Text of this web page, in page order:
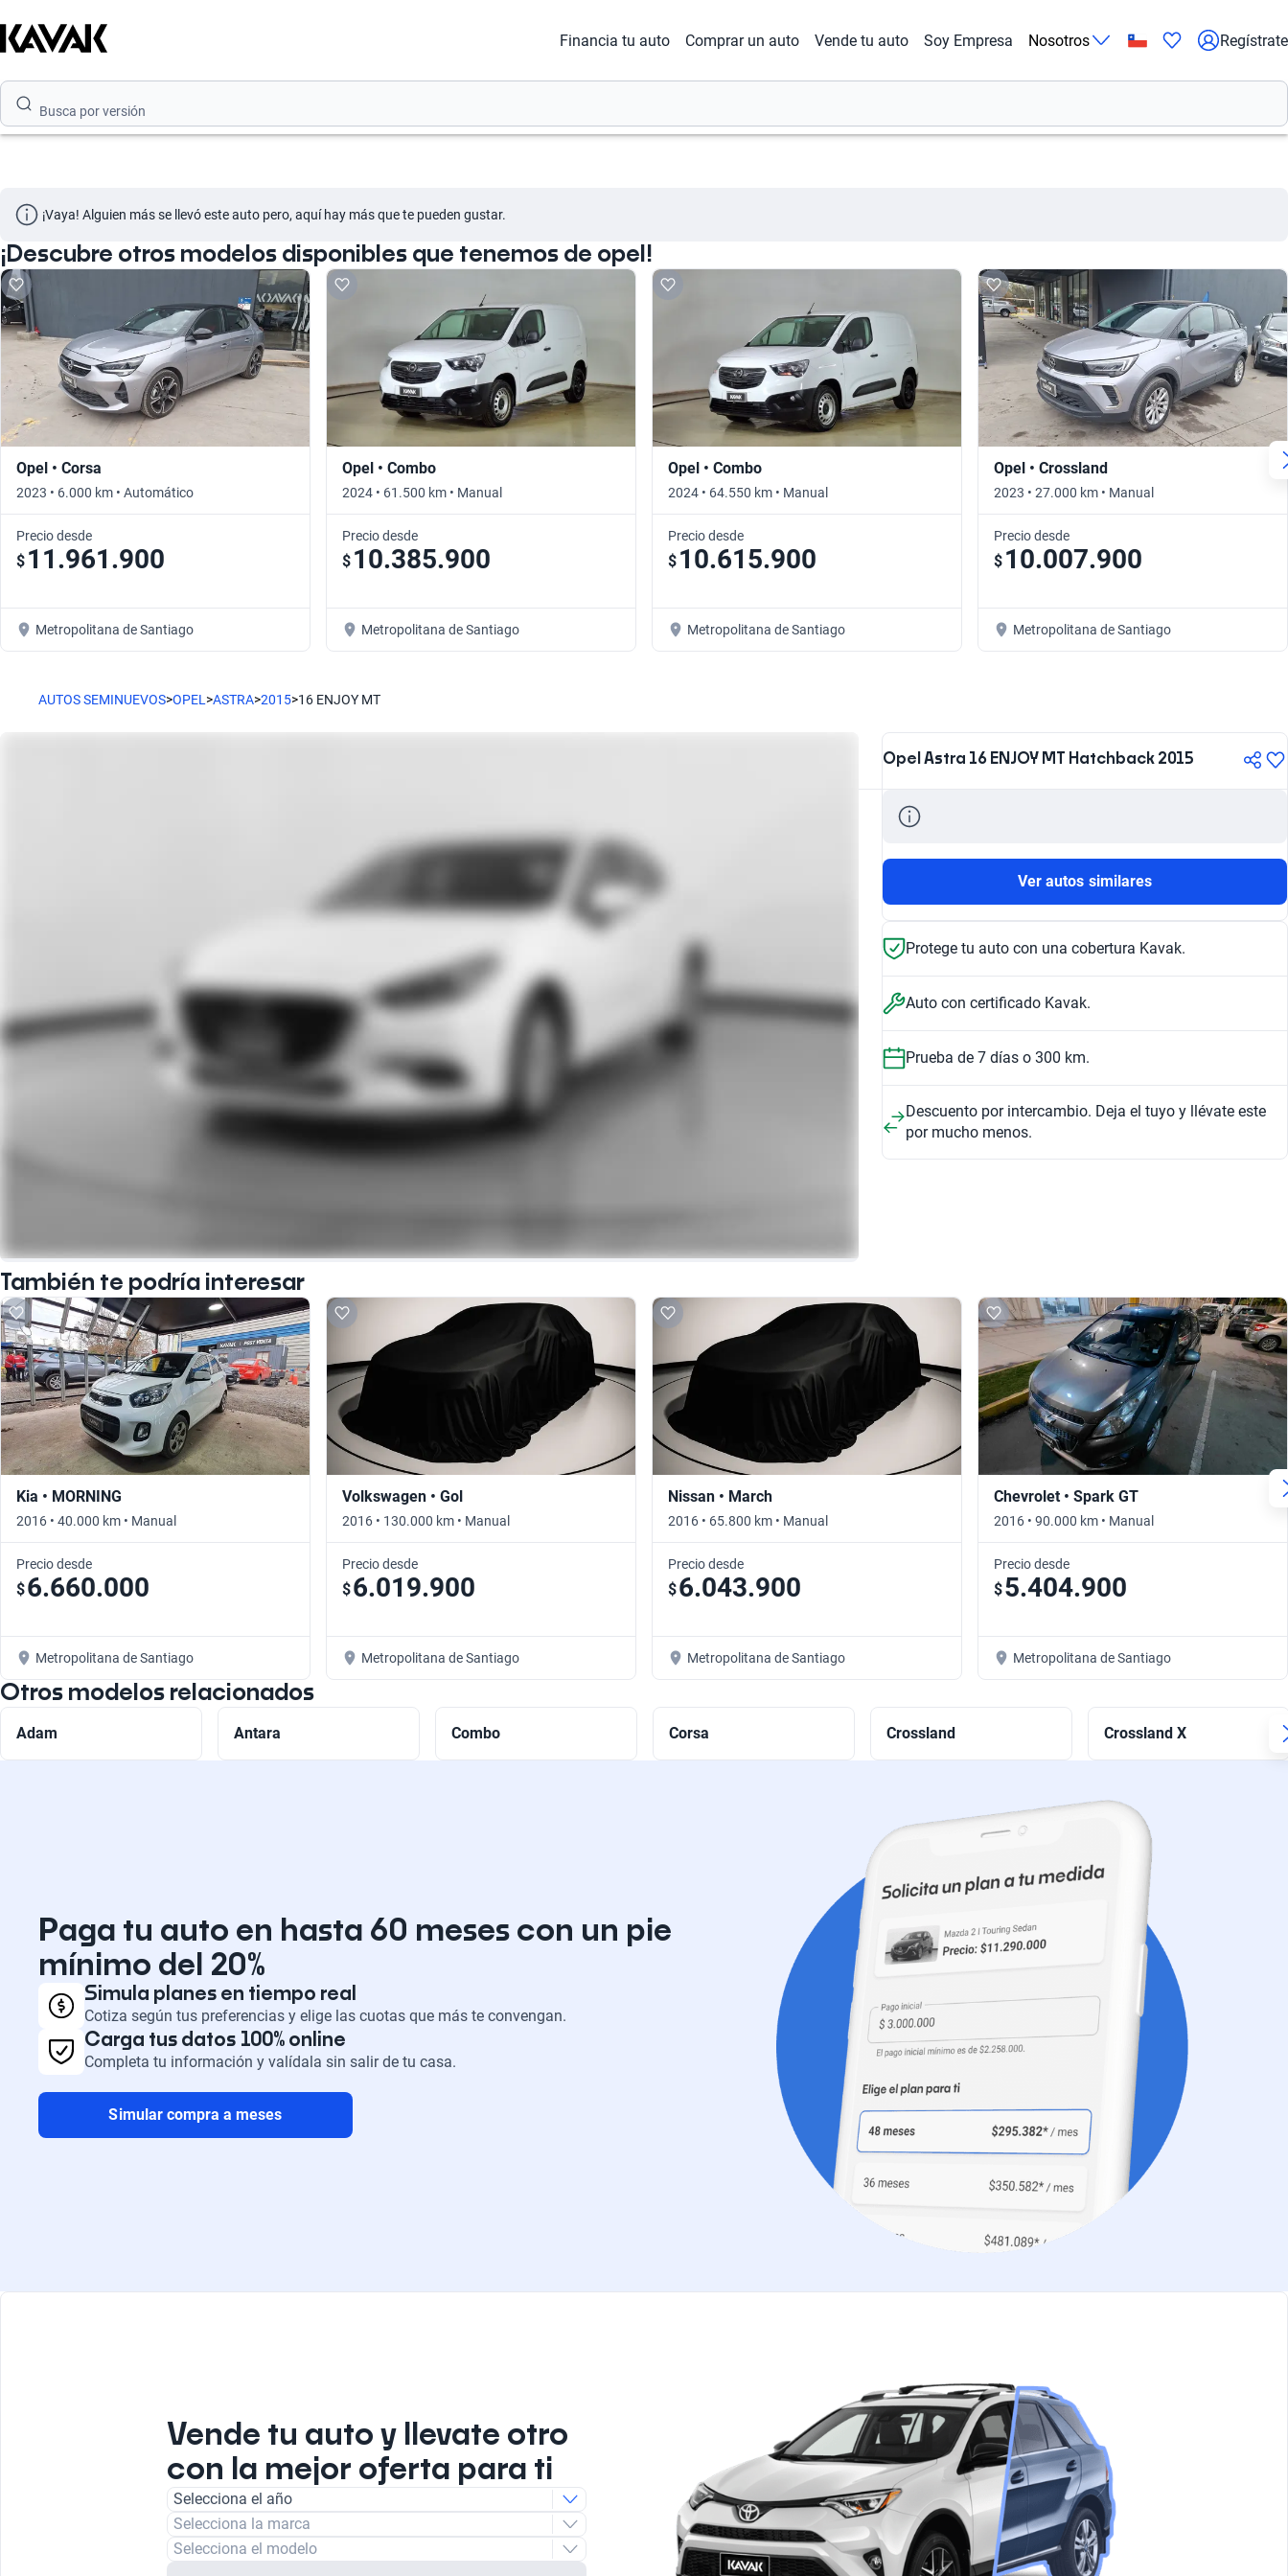
Financia tu auto Comprar un auto Vende tu auto Soy Empresa Nosotros Regístrate
Busca por versión
Busca por versión
¡Vaya! Alguien más se llevó este auto pero, aquí hay más que te pueden gustar.
¡Descubre otros modelos disponibles que tenemos de opel!
Opel • Corsa
2023 • 6.000 km • Automático
Precio desde
$ 11.961.900
Metropolitana de Santiago
Opel • Combo
2024 • 61.500 km • Manual
Precio desde
$ 10.385.900
Metropolitana de Santiago
Opel • Combo
2024 • 64.550 km • Manual
Precio desde
$ 10.615.900
Metropolitana de Santiago
Opel • Crossland
2023 • 27.000 km • Manual
Precio desde
$ 10.007.900
Metropolitana de Santiago
AUTOS SEMINUEVOS>OPEL >ASTRA>2015>16 ENJOY MT
Opel Astra 16 ENJOY MT Hatchback 2015
Ver autos similares
Protege tu auto con una cobertura Kavak.
Auto con certificado Kavak.
Prueba de 7 días o 300 km.
Descuento por intercambio. Deja el tuyo y llévate este
por mucho menos.
También te podría interesar
Kia • MORNING
2016 • 40.000 km • Manual
Precio desde
$6.660.000
Metropolitana de Santiago
Volkswagen • Gol
2016 • 130.000 km • Manual
Precio desde
$6.019.900
Metropolitana de Santiago
Nissan • March
2016 • 65.800 km • Manual
Precio desde
$6.043.900
Metropolitana de Santiago
Chevrolet • Spark GT
2016 • 90.000 km • Manual
Precio desde
$5.404.900
Metropolitana de Santiago
Otros modelos relacionados
Adam Antara Combo Corsa Crossland Crossland X
Paga tu auto en hasta 60 meses con un pie
mínimo del 20%
Simula planes en tiempo real
Cotiza según tus preferencias y elige las cuotas que más te convengan.
Carga tus datos 100% online
Completa tu información y valídala sin salir de tu casa.
Simular compra a meses
Vende tu auto y llevate otro
con la mejor oferta para ti
Selecciona el año
Selecciona la marca
Selecciona el modelo